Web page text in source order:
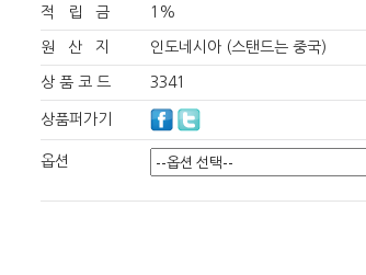
적 립 금 1%
원 산 지 인도네시아 (스탠드는 중국)
상 품 코 드 3341
상품퍼가기
옵션